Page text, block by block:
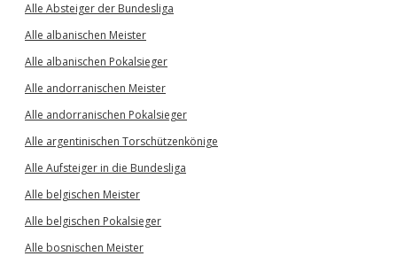
Alle Absteiger der Bundesliga
Alle albanischen Meister
Alle albanischen Pokalsieger
Alle andorranischen Meister
Alle andorranischen Pokalsieger
Alle argentinischen Torschützenkönige
Alle Aufsteiger in die Bundesliga
Alle belgischen Meister
Alle belgischen Pokalsieger
Alle bosnischen Meister